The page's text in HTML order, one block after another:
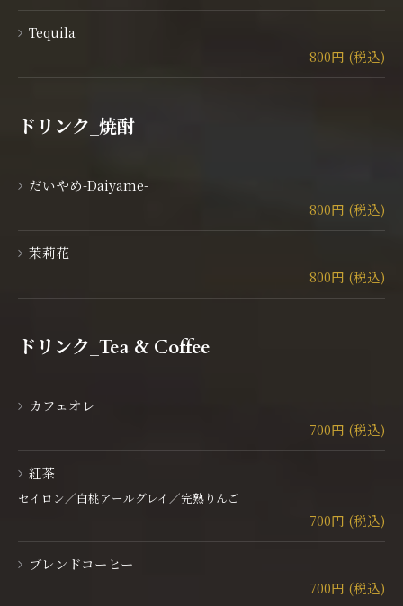
Tequila
800円 (税込)
ドリンク_焼酎
だいやめ-Daiyame-
800円 (税込)
茉莉花
800円 (税込)
ドリンク_Tea & Coffee
カフェオレ
700円 (税込)
紅茶
セイロン／白桃アールグレイ／完熟りんご
700円 (税込)
ブレンドコーヒー
700円 (税込)